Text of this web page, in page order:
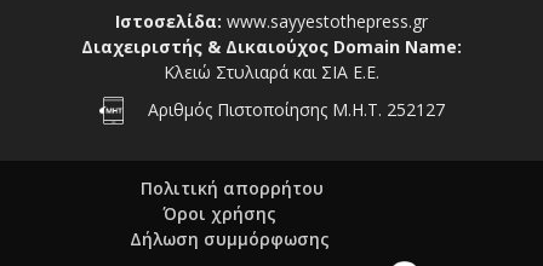
Ιστοσελίδα: www.sayyestothepress.gr
Διαχειριστής & Δικαιούχος Domain Name:
Κλειώ Στυλιαρά και ΣΙΑ Ε.Ε.
Αριθμός Πιστοποίησης Μ.Η.Τ. 252127
Πολιτική απορρήτου
Όροι χρήσης
Δήλωση συμμόρφωσης